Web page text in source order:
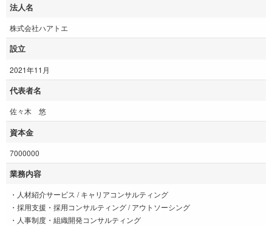
法人名
株式会社ハアトエ
設立
2021年11月
代表者名
佐々木 悠
資本金
7000000
業務内容
・人材紹介サービス / キャリアコンサルティング
・採用支援・採用コンサルティング / アウトソーシング
・人事制度・組織開発コンサルティング